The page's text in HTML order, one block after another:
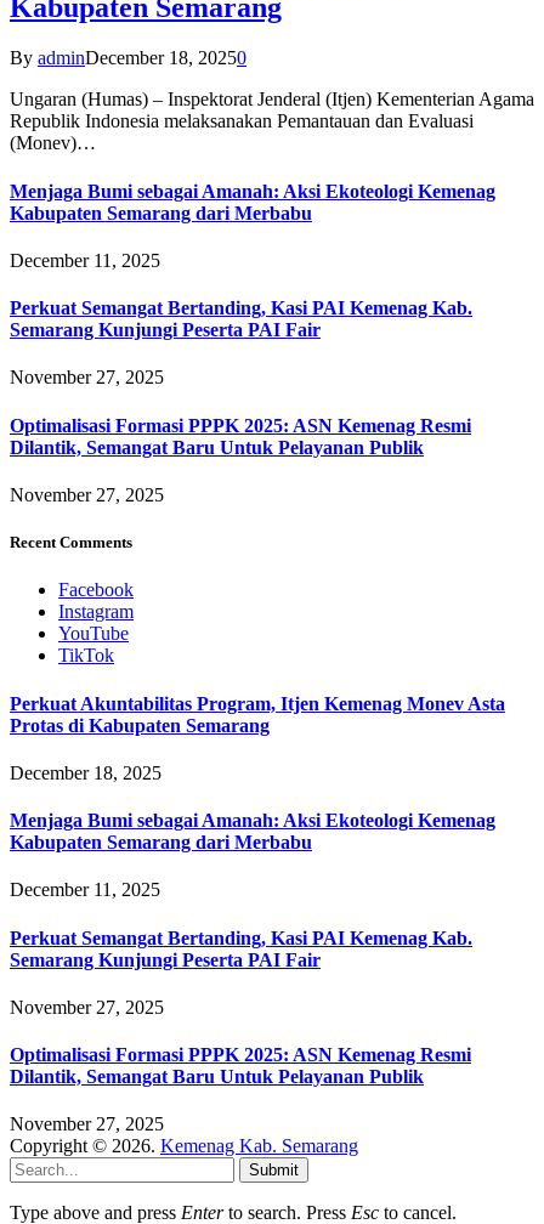
Kabupaten Semarang
By adminDecember 18, 20250
Ungaran (Humas) – Inspektorat Jenderal (Itjen) Kementerian Agama
Republik Indonesia melaksanakan Pemantauan dan Evaluasi
(Monev)…
Menjaga Bumi sebagai Amanah: Aksi Ekoteologi Kemenag
Kabupaten Semarang dari Merbabu
December 11, 2025
Perkuat Semangat Bertanding, Kasi PAI Kemenag Kab.
Semarang Kunjungi Peserta PAI Fair
November 27, 2025
Optimalisasi Formasi PPPK 2025: ASN Kemenag Resmi
Dilantik, Semangat Baru Untuk Pelayanan Publik
November 27, 2025
Recent Comments
Facebook
Instagram
YouTube
TikTok
Perkuat Akuntabilitas Program, Itjen Kemenag Monev Asta
Protas di Kabupaten Semarang
December 18, 2025
Menjaga Bumi sebagai Amanah: Aksi Ekoteologi Kemenag
Kabupaten Semarang dari Merbabu
December 11, 2025
Perkuat Semangat Bertanding, Kasi PAI Kemenag Kab.
Semarang Kunjungi Peserta PAI Fair
November 27, 2025
Optimalisasi Formasi PPPK 2025: ASN Kemenag Resmi
Dilantik, Semangat Baru Untuk Pelayanan Publik
November 27, 2025
Copyright © 2026. Kemenag Kab. Semarang
Submit
Type above and press Enterto search. Press Esc to cancel.